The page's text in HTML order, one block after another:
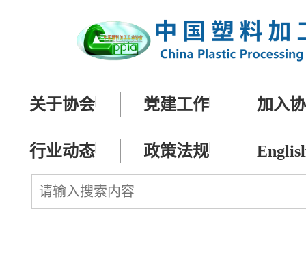
关于协会 党建工作 加入
行业动态 政策法规